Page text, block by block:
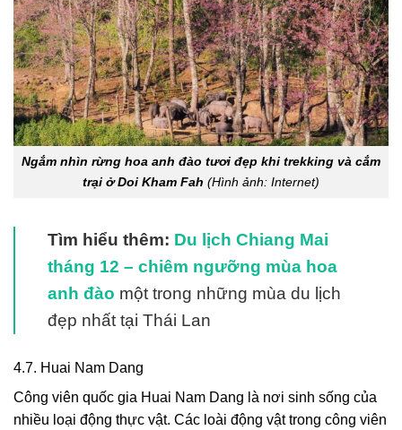
Ngắm nhìn rừng hoa anh đào tươi đẹp khi trekking và cắm
trại ở Doi Kham Fah (Hình ảnh: Internet)
Tìm hiểu thêm: Du lịch Chiang Mai
tháng 12 – chiêm ngưỡng mùa hoa
anh đào một trong những mùa du lịch
đẹp nhất tại Thái Lan
4.7. Huai Nam Dang
Công viên quốc gia Huai Nam Dang là nơi sinh sống của
nhiều loại động thực vật. Các loài động vật trong công viên